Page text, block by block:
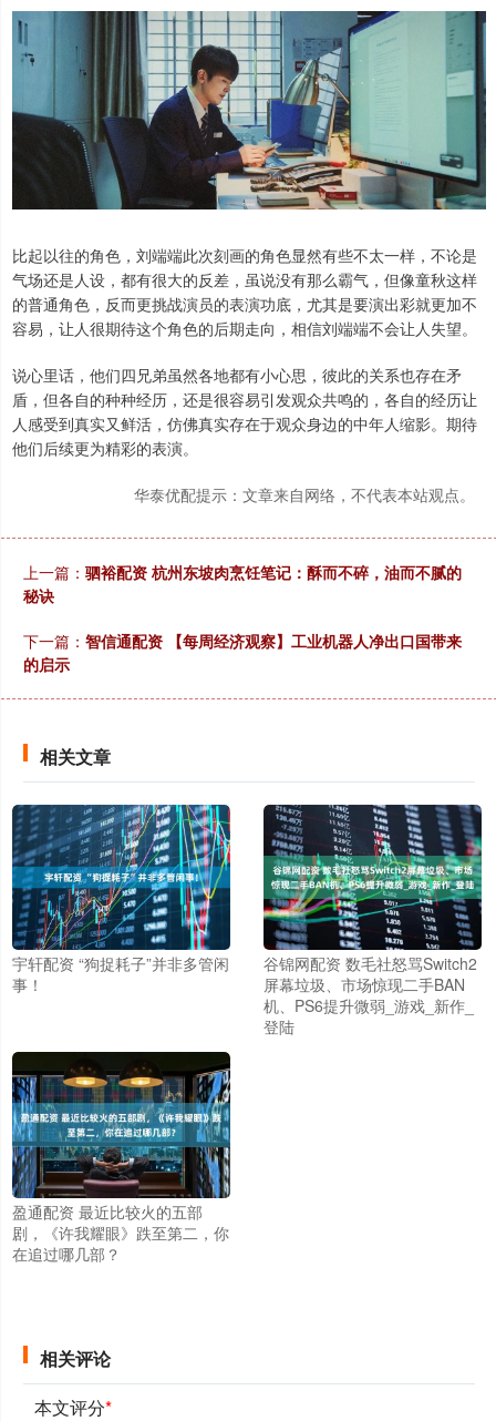
比起以往的角色，刘端端此次刻画的角色显然有些不太一样，不论是
气场还是人设，都有很大的反差，虽说没有那么霸气，但像童秋这样
的普通角色，反而更挑战演员的表演功底，尤其是要演出彩就更加不
容易，让人很期待这个角色的后期走向，相信刘端端不会让人失望。
说心里话，他们四兄弟虽然各地都有小心思，彼此的关系也存在矛
盾，但各自的种种经历，还是很容易引发观众共鸣的，各自的经历让
人感受到真实又鲜活，仿佛真实存在于观众身边的中年人缩影。期待
他们后续更为精彩的表演。
华泰优配提示：文章来自网络，不代表本站观点。
上一篇： 驷裕配资 杭州东坡肉烹饪笔记：酥而不碎，油而不腻的
秘诀
下一篇： 智信通配资 【每周经济观察】工业机器人净出口国带来
的启示
相关文章
宇轩配资 “狗捉耗子”并非多管闲
事！
谷锦网配资 数毛社怒骂Switch2
屏幕垃圾、市场惊现二手BAN
机、PS6提升微弱_游戏_新作_
登陆
盈通配资 最近比较火的五部
剧，《许我耀眼》跌至第二，你
在追过哪几部？
相关评论
本文评分*